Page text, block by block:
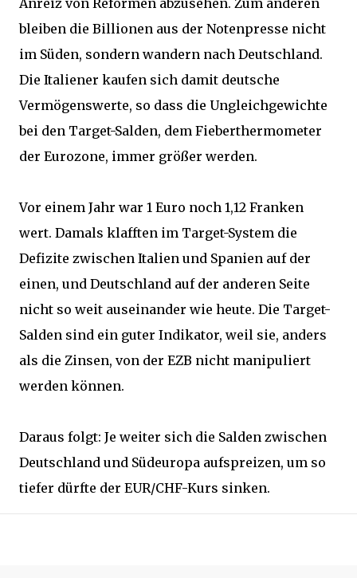
Anreiz von Reformen abzusehen. Zum anderen
bleiben die Billionen aus der Notenpresse nicht
im Süden, sondern wandern nach Deutschland.
Die Italiener kaufen sich damit deutsche
Vermögenswerte, so dass die Ungleichgewichte
bei den Target-Salden, dem Fieberthermometer
der Eurozone, immer größer werden.
Vor einem Jahr war 1 Euro noch 1,12 Franken
wert. Damals klafften im Target-System die
Defizite zwischen Italien und Spanien auf der
einen, und Deutschland auf der anderen Seite
nicht so weit auseinander wie heute. Die Target-
Salden sind ein guter Indikator, weil sie, anders
als die Zinsen, von der EZB nicht manipuliert
werden können.
Daraus folgt: Je weiter sich die Salden zwischen
Deutschland und Südeuropa aufspreizen, um so
tiefer dürfte der EUR/CHF-Kurs sinken.